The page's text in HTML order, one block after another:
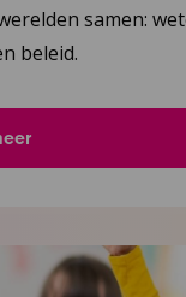
samen:
beleid.